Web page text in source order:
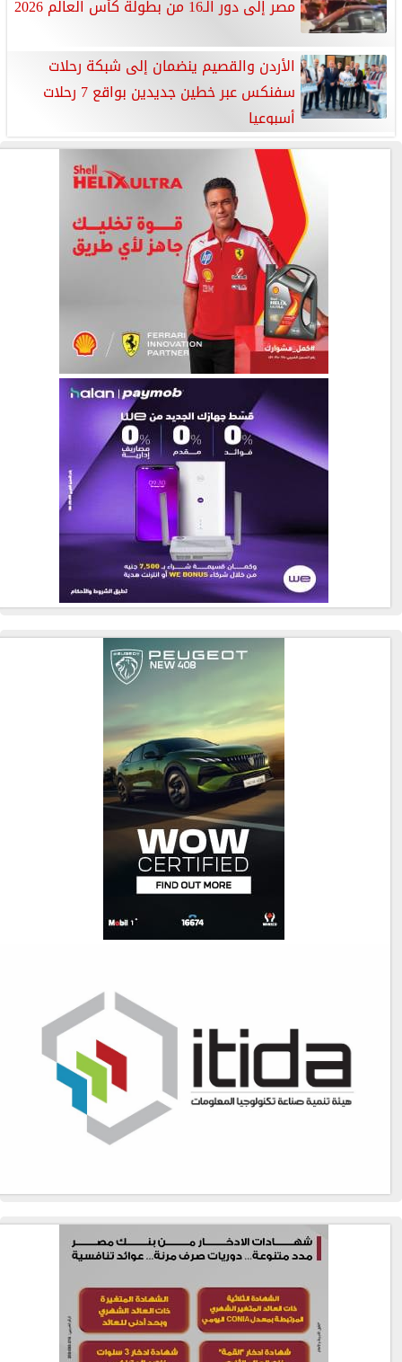
مصر إلى دور الـ16 من بطولة كأس العالم 2026
الأردن والقصيم ينضمان إلى شبكة رحلات
سفنكس عبر خطين جديدين بواقع 7 رحلات
أسبوعيا